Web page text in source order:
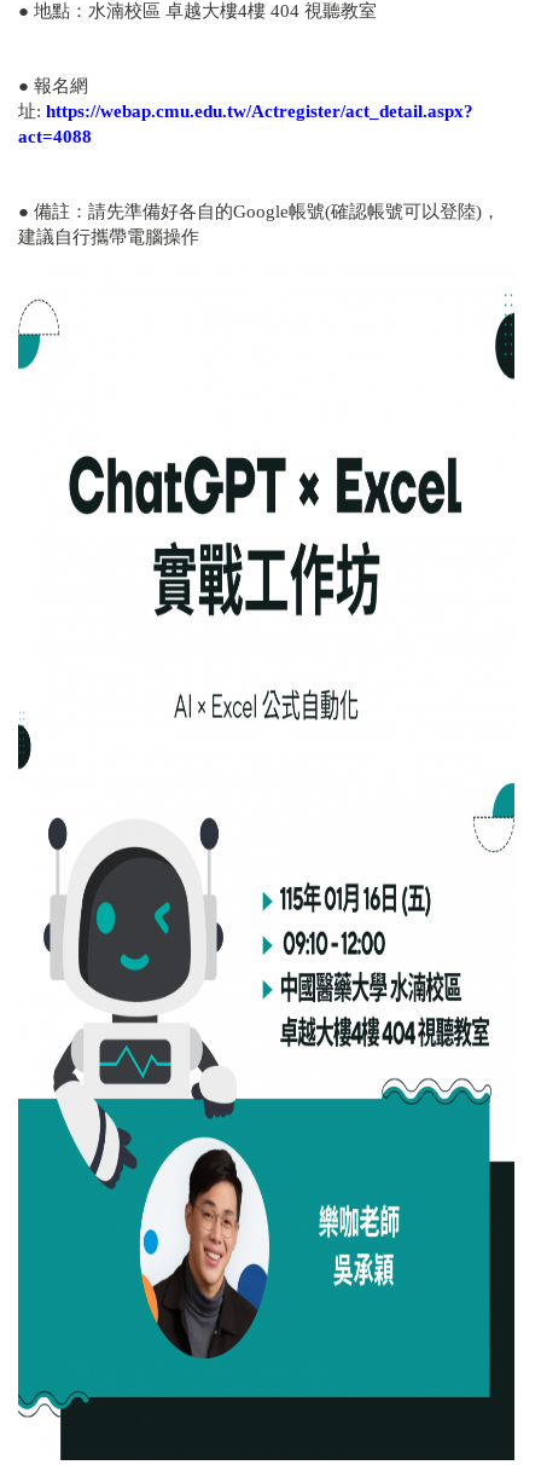
● 地點：水湳校區 卓越大樓4樓 404 視聽教室
● 報名網
址: https://webap.cmu.edu.tw/Actregister/act_detail.aspx?
act=4088
● 備註：請先準備好各自的Google帳號(確認帳號可以登陸)，
建議自行攜帶電腦操作